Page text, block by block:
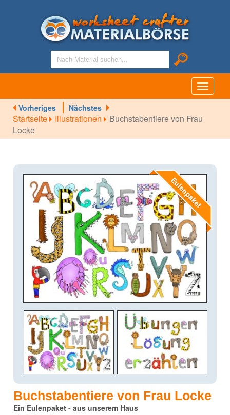
Toggle
Vorheriges
Nächstes
Startseite Illustrationen Buchstabentiere von Frau
Locke
Eulenpaket
Buchstabentiere von Frau Locke
Ein Eulenpaket - aus unserem Haus